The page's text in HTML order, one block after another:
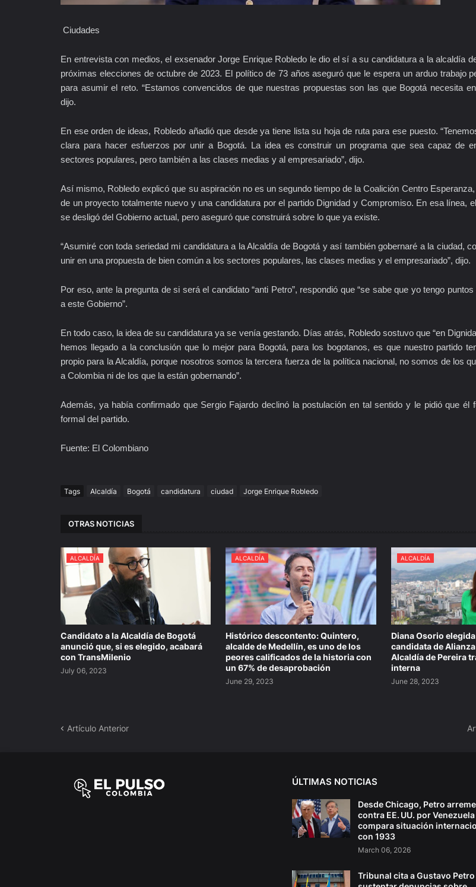
Ciudades
En entrevista con medios, el exsenador Jorge Enrique Robledo le dio el sí a su candidatura a la alcaldía
próximas elecciones de octubre de 2023. El político de 73 años aseguró que le espera un arduo trabajo
para asumir el reto. “Estamos convencidos de que nuestras propuestas son las que Bogotá necesita
dijo.
En ese orden de ideas, Robledo añadió que desde ya tiene lista su hoja de ruta para ese puesto.
clara para hacer esfuerzos por unir a Bogotá. La idea es construir un programa que sea capaz de
sectores populares, pero también a las clases medias y al empresariado”, dijo.
Así mismo, Robledo explicó que su aspiración no es un segundo tiempo de la Coalición Centro
de un proyecto totalmente nuevo y una candidatura por el partido Dignidad y Compromiso. En esa línea,
se desligó del Gobierno actual, pero aseguró que construirá sobre lo que ya existe.
“Asumiré con toda seriedad mi candidatura a la Alcaldía de Bogotá y así también gobernaré a la ciudad,
unir en una propuesta de bien común a los sectores populares, las clases medias y el empresariado”, dijo.
Por eso, ante la pregunta de si será el candidato “anti Petro”, respondió que “se sabe que yo tengo
a este Gobierno”.
En todo caso, la idea de su candidatura ya se venía gestando. Días atrás, Robledo sostuvo que “en
hemos llegado a la conclusión que lo mejor para Bogotá, para los bogotanos, es que nuestro partido
propio para la Alcaldía, porque nosotros somos la tercera fuerza de la política nacional, no somos de los
a Colombia ni de los que la están gobernando”.
Además, ya había confirmado que Sergio Fajardo declinó la postulación en tal sentido y le pidió que él
formal del partido.
Fuente: El Colombiano
Tags Alcaldía Bogotá candidatura ciudad Jorge Enrique Robledo
OTRAS NOTICIAS
ALCALDÍA
Candidato a la Alcaldía de Bogotá
anunció que, si es elegido, acabará
con TransMilenio
July 06, 2023
ALCALDÍA
Histórico descontento: Quintero,
alcalde de Medellín, es uno de los
peores calificados de la historia con
un 67% de desaprobación
June 29, 2023
ALCALDÍA
Diana Osorio
candidata de
Alcaldía de Pereira
interna
June 28, 2023
Artículo Anterior
ÚLTIMAS NOTICIAS
Desde Chicago, Petro
contra EE. UU. por
compara situación
con 1933
March 06, 2026
Tribunal cita a Gustavo